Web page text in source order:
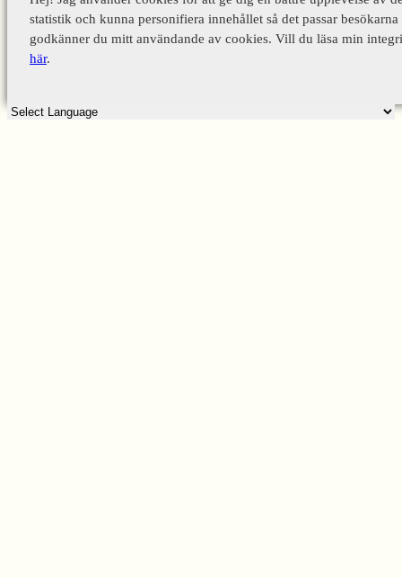
statistik och kunna personifiera innehållet så det passar
godkänner du mitt användande av cookies. Vill du läsa min
här.